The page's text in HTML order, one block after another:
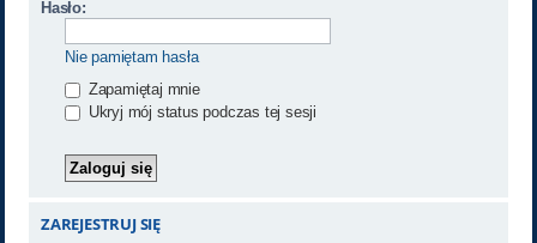
Hasło:
Nie pamiętam hasła
Zapamiętaj mnie
Ukryj mój status podczas tej sesji
ZAREJESTRUJ SIĘ